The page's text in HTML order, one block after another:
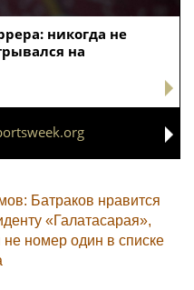
никогда не
на
Батраков нравится
«Галатасарая»,
не номер один в списке